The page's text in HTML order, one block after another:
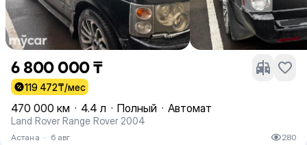
6 800 000 ₸
119 472₸/мес
470 000 км · 4.4 л · Полный · Автомат
Land Rover Range Rover 2004
Астана · 6 авг 280